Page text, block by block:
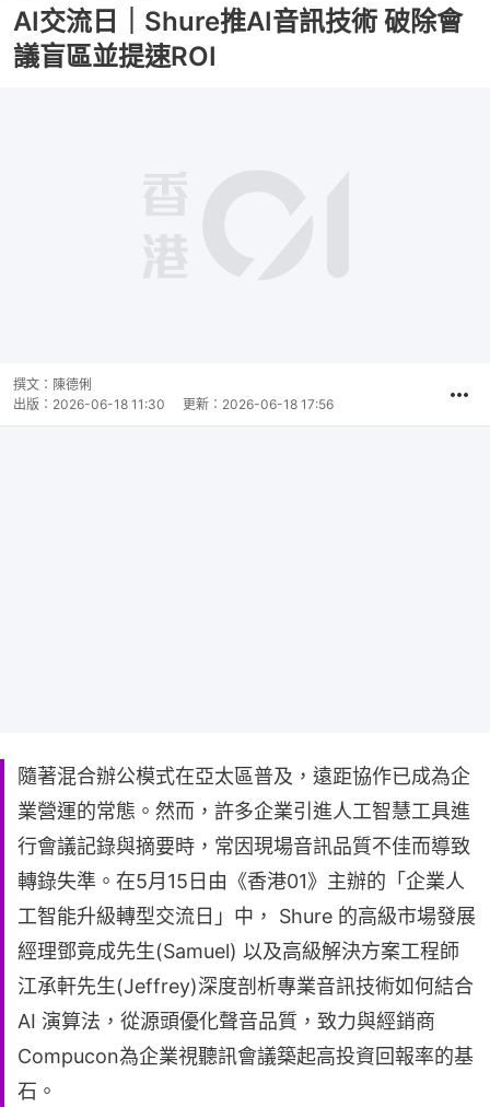
AI交流日｜Shure推AI音訊技術 破除會
議盲區並提速ROI
撰文： 陳德俐
出版： 2026-06-18 11:30 更新： 2026-06-18 17:56
隨著混合辦公模式在亞太區普及，遠距協作已成為企
業營運的常態。然而，許多企業引進人工智慧工具進
行會議記錄與摘要時，常因現場音訊品質不佳而導致
轉錄失準。在5月15日由《香港01》主辦的「企業人
工智能升級轉型交流日」中， Shure 的高級市場發展
經理鄧竟成先生(Samuel) 以及高級解決方案工程師
江承軒先生(Jeffrey)深度剖析專業音訊技術如何結合
AI 演算法，從源頭優化聲音品質，致力與經銷商
Compucon為企業視聽訊會議築起高投資回報率的基
石。